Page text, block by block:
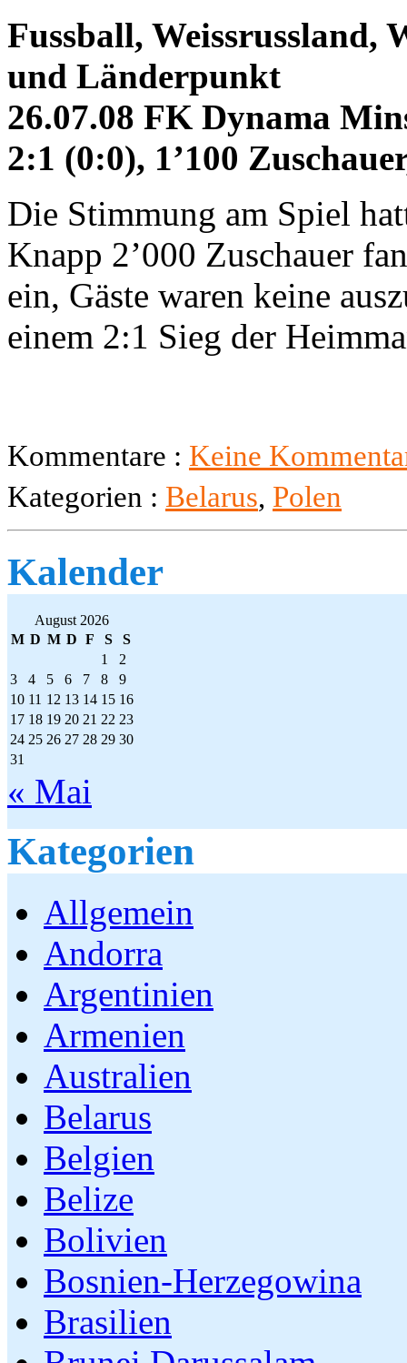
Fussball, Weissrussland,
und Länderpunkt
26.07.08 FK Dynama
2:1 (0:0), 1’100
Die Stimmung am Spiel
Knapp 2’000 Zuschauer
ein, Gäste waren keine
einem 2:1 Sieg der
Kommentare : Keine
Kategorien : Belarus, Polen
Kalender
August 2026
M D M D F S
S
1
2
3
4 5 6 7 8
9
10 11 12 13 14 15 16
17 18 19 20 21 22 23
24 25 26 27 28 29 30
31
« Mai
Kategorien
Allgemein
Andorra
Argentinien
Armenien
Australien
Belarus
Belgien
Belize
Bolivien
Bosnien-Herzegowina
Brasilien